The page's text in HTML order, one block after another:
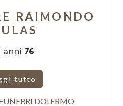
RAIMONDO
anni 76
tutto
DOLERMO